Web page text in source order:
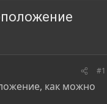
#1
как можно